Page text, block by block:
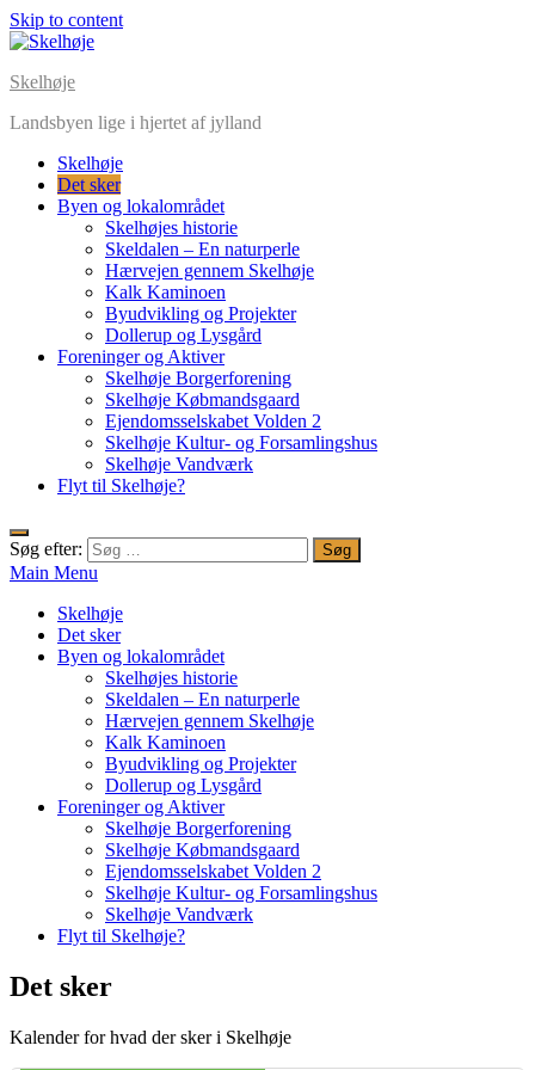
Skip to content
Skelhøje
Landsbyen lige i hjertet af jylland
Skelhøje
Det sker
Byen og lokalområdet
Skelhøjes historie
Skeldalen – En naturperle
Hærvejen gennem Skelhøje
Kalk Kaminoen
Byudvikling og Projekter
Dollerup og Lysgård
Foreninger og Aktiver
Skelhøje Borgerforening
Skelhøje Købmandsgaard
Ejendomsselskabet Volden 2
Skelhøje Kultur- og Forsamlingshus
Skelhøje Vandværk
Flyt til Skelhøje?
Søg efter:
Main Menu
Skelhøje
Det sker
Byen og lokalområdet
Skelhøjes historie
Skeldalen – En naturperle
Hærvejen gennem Skelhøje
Kalk Kaminoen
Byudvikling og Projekter
Dollerup og Lysgård
Foreninger og Aktiver
Skelhøje Borgerforening
Skelhøje Købmandsgaard
Ejendomsselskabet Volden 2
Skelhøje Kultur- og Forsamlingshus
Skelhøje Vandværk
Flyt til Skelhøje?
Det sker
Kalender for hvad der sker i Skelhøje